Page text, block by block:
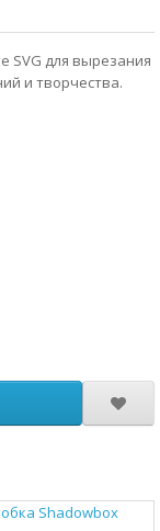
SVG для вырезания
и творчества.